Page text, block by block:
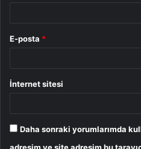
E-posta *
İnternet sitesi
Daha sonraki yorumlarımda